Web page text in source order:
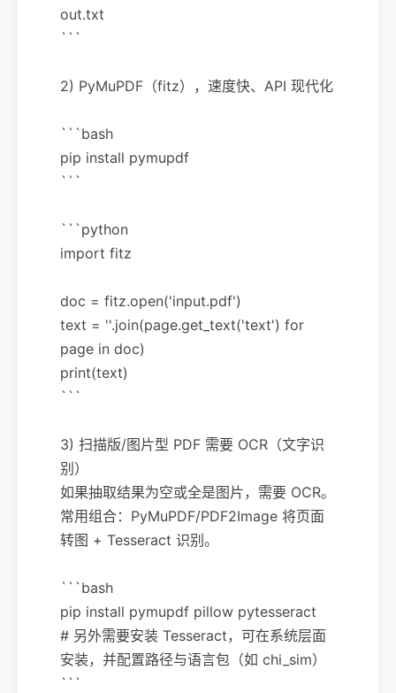
out.txt
```
2) PyMuPDF（fitz），速度快、API 现代化
```bash
pip install pymupdf
```
```python
import fitz
doc = fitz.open('input.pdf')
text = ''.join(page.get_text('text') for
page in doc)
print(text)
```
3) 扫描版/图片型 PDF 需要 OCR（文字识
别）
如果抽取结果为空或全是图片，需要 OCR。
常用组合：PyMuPDF/PDF2Image 将页面
转图 + Tesseract 识别。
```bash
pip install pymupdf pillow pytesseract
# 另外需要安装 Tesseract，可在系统层面
安装，并配置路径与语言包（如 chi_sim）
```